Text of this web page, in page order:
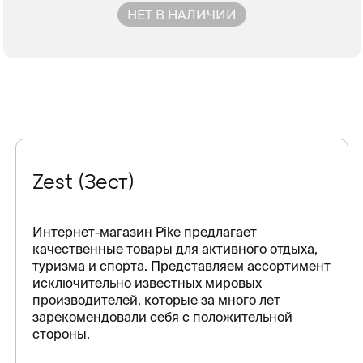
НЕТ В НАЛИЧИИ
Zest (Зест)
Интернет-магазин Pike предлагает
качественные товары для активного отдыха,
туризма и спорта. Представляем ассортимент
исключительно известных мировых
производителей, которые за много лет
зарекомендовали себя с положительной
стороны.